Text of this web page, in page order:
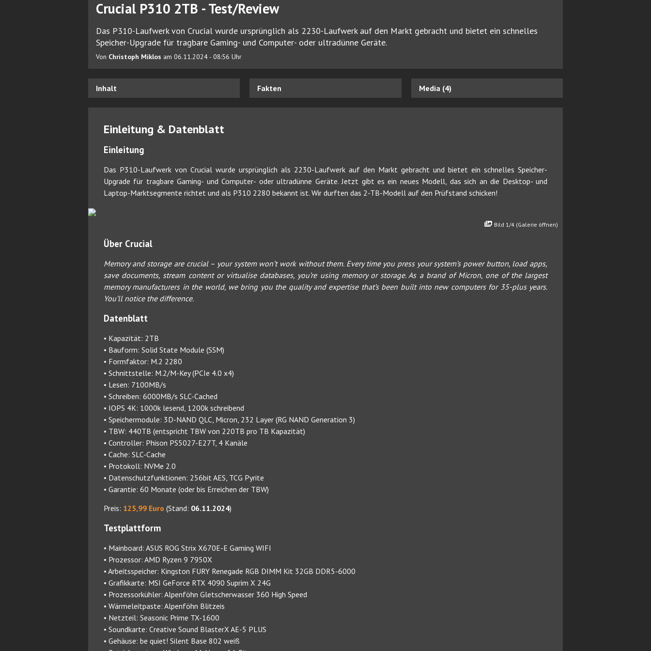
Crucial P310 2TB - Test/Review
Das P310-Laufwerk von Crucial wurde ursprünglich als 2230-Laufwerk auf den Markt gebracht und bietet ein schnelles
Speicher-Upgrade für tragbare Gaming- und Computer- oder ultradünne Geräte.
Von Christoph Miklos am 06.11.2024 - 08:56 Uhr
Inhalt Fakten Media (4)
Einleitung & Datenblatt
Einleitung
Das P310-Laufwerk von Crucial wurde ursprünglich als 2230-Laufwerk auf den Markt gebracht und bietet ein schnelles Speicher-
Upgrade für tragbare Gaming- und Computer- oder ultradünne Geräte. Jetzt gibt es ein neues Modell, das sich an die Desktop- und
Laptop-Marktsegmente richtet und als P310 2280 bekannt ist. Wir durften das 2-TB-Modell auf den Prüfstand schicken!
Bild 1/4 (Galerie öffnen)
Über Crucial
Memory and storage are crucial – your system won’t work without them. Every time you press your system’s power button, load apps,
save documents, stream content or virtualise databases, you’re using memory or storage. As a brand of Micron, one of the largest
memory manufacturers in the world, we bring you the quality and expertise that’s been built into new computers for 35-plus years.
You’ll notice the difference.
Datenblatt
• Kapazität: 2TB
• Bauform: Solid State Module (SSM)
• Formfaktor: M.2 2280
• Schnittstelle: M.2/M-Key (PCIe 4.0 x4)
• Lesen: 7100MB/s
• Schreiben: 6000MB/s SLC-Cached
• IOPS 4K: 1000k lesend, 1200k schreibend
• Speichermodule: 3D-NAND QLC, Micron, 232 Layer (RG NAND Generation 3)
• TBW: 440TB (entspricht TBW von 220TB pro TB Kapazität)
• Controller: Phison PS5027-E27T, 4 Kanäle
• Cache: SLC-Cache
• Protokoll: NVMe 2.0
• Datenschutzfunktionen: 256bit AES, TCG Pyrite
• Garantie: 60 Monate (oder bis Erreichen der TBW)
Preis: 125,99 Euro (Stand: 06.11.2024)
Testplattform
• Mainboard: ASUS ROG Strix X670E-E Gaming WIFI
• Prozessor: AMD Ryzen 9 7950X
• Arbeitsspeicher: Kingston FURY Renegade RGB DIMM Kit 32GB DDR5-6000
• Grafikkarte: MSI GeForce RTX 4090 Suprim X 24G
• Prozessorkühler: Alpenföhn Gletscherwasser 360 High Speed
• Wärmeleitpaste: Alpenföhn Blitzeis
• Netzteil: Seasonic Prime TX-1600
• Soundkarte: Creative Sound BlasterX AE-5 PLUS
• Gehäuse: be quiet! Silent Base 802 weiß